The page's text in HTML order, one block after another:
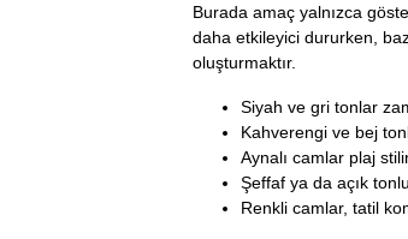
Burada amaç yalnızca
daha etkileyici dururken,
oluşturmaktır.
Siyah ve gri tonlar
Kahverengi ve bej
Aynalı camlar plaj
Şeffaf ya da açık
Renkli camlar, tatil